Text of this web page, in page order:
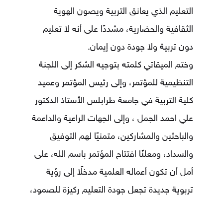
التعليم الذي يعانق التربية ويصون الهوية
الثقافية والحضارية، مشددًا على أنه لا تعليم
دون تربية ولا جودة دون إيمان.
وختم الميقاتي كلمته بتوجيه الشكر إلى اللجنة
التنظيمية للمؤتمر، وإلى رئيس المؤتمر وعميد
كلية التربية في جامعة طرابلس الأستاذ الدكتور
علي احمد الجمل ، وإلى الجهات الراعية والداعمة
والباحثين والمشاركين، متمنيًا لهم التوفيق
والسداد، ومعلنًا افتتاح المؤتمر باسم الله، على
أمل أن تكون أعماله العلمية مدخلًا إلى رؤية
تربوية جديدة تجعل جودة التعليم ركيزة للصمود،